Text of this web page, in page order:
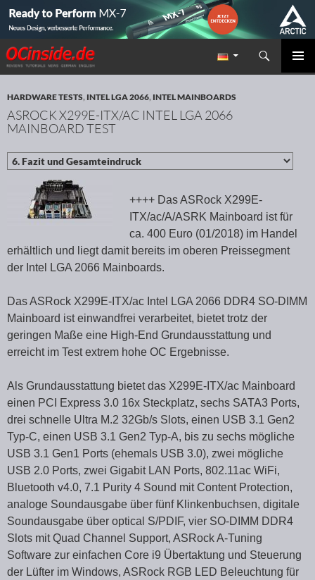
Redaktion ocinside.de PC Hardware Portal
Suchen
ZUM INHALT SPRINGEN
HARDWARE TESTS, INTEL LGA 2066, INTEL MAINBOARDS
ASROCK X299E-ITX/AC INTEL LGA 2066
MAINBOARD TEST
++++ Das ASRock X299E-
ITX/ac/A/ASRK Mainboard ist für
ca. 400 Euro (01/2018) im Handel
erhältlich und liegt damit bereits im oberen Preissegment
der Intel LGA 2066 Mainboards.
Das ASRock X299E-ITX/ac Intel LGA 2066 DDR4 SO-DIMM
Mainboard ist einwandfrei verarbeitet, bietet trotz der
geringen Maße eine High-End Grundausstattung und
erreicht im Test extrem hohe OC Ergebnisse.
Als Grundausstattung bietet das X299E-ITX/ac Mainboard
einen PCI Express 3.0 16x Steckplatz, sechs SATA3 Ports,
drei schnelle Ultra M.2 32Gb/s Slots, einen USB 3.1 Gen2
Typ-C, einen USB 3.1 Gen2 Typ-A, bis zu sechs mögliche
USB 3.1 Gen1 Ports (ehemals USB 3.0), zwei mögliche
USB 2.0 Ports, zwei Gigabit LAN Ports, 802.11ac WiFi,
Bluetooth v4.0, 7.1 Purity 4 Sound mit Content Protection,
analoge Soundausgabe über fünf Klinkenbuchsen, digitale
Soundausgabe über optical S/PDIF, vier SO-DIMM DDR4
Slots mit Quad Channel Support, ASRock A-Tuning
Software zur einfachen Core i9 Übertaktung und Steuerung
der Lüfter im Windows, ASRock RGB LED Beleuchtung für